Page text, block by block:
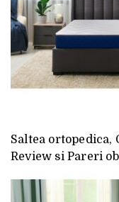
Saltea ortopedica,
Review si Pareri